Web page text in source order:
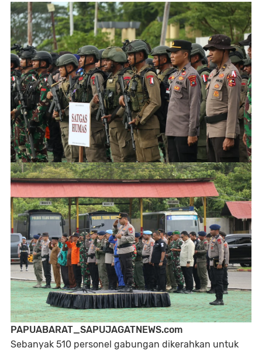
PAPUABARAT_SAPUJAGATNEWS.com
Sebanyak 510 personel gabungan dikerahkan untuk